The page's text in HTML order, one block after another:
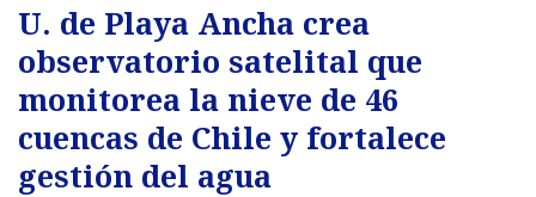
U. de Playa Ancha crea
observatorio satelital que
monitorea la nieve de 46
cuencas de Chile y fortalece
gestión del agua